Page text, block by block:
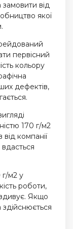
замовити від
якої
первісний
кольору
дефектів,
170 г/м2
компанії
г/м2 у
роботи,
Якщо